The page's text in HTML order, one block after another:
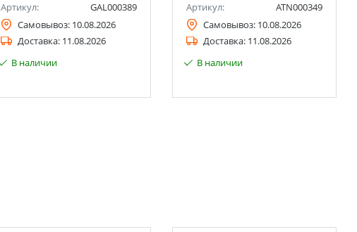
Артикул:
GAL000389
Самовывоз: 10.08.2026
Доставка: 11.08.2026
В наличии
Артикул:
ATN000349
Самовывоз: 10.08.2026
Доставка: 11.08.2026
В наличии